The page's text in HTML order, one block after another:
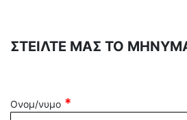
ΣΤΕΙΛΤΕ ΜΑΣ ΤΟ
Ονομ/νυμο